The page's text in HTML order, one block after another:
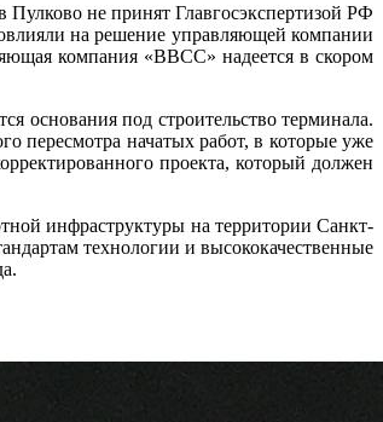
на решение управляющей компании
компания «ВВСС» надеется в скором
основания под строительство терминала.
пересмотра начатых работ, в которые уже
проекта, который должен
инфраструктуры на территории Санкт-
технологии и высококачественные